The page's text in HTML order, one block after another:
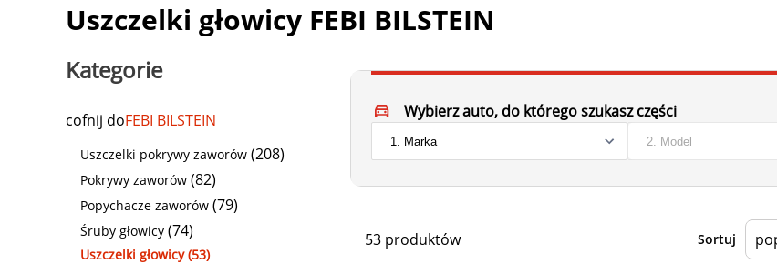
Uszczelki głowicy FEBI BILSTEIN
Kategorie
cofnij doFEBI BILSTEIN
Uszczelki pokrywy zaworów (208)
Pokrywy zaworów (82)
Popychacze zaworów (79)
Śruby głowicy (74)
Uszczelki głowicy (53)
Wybierz auto, do którego szukasz części
53 produktów Sortuj